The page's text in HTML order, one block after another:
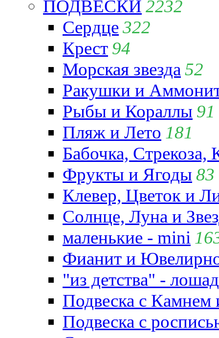
ПОДВЕСКИ 2232
Сердце322
Крест 94
Морская звезда 52
Ракушки и
Рыбы и Кораллы 91
Пляж и Лето 181
Бабочка,
Фрукты и Ягоды 83
Клевер, Цветок и
Солнце, Луна и
маленькие - mini
Фианит и
"из детства" -
Подвеска с
Подвеска с